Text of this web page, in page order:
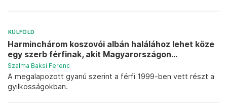
KÜLFÖLD
Harminchárom koszovói albán halálához lehet köze
egy szerb férfinak, akit Magyarországon...
Szalma Baksi Ferenc
A megalapozott gyanú szerint a férfi 1999-ben vett részt a
gyilkosságokban.